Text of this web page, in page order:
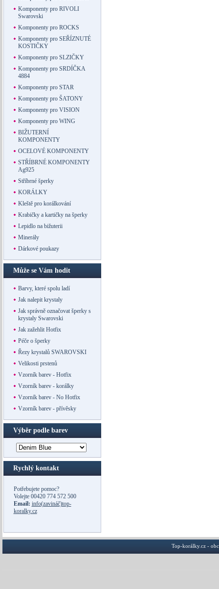
Komponenty pro RIVOLI
Swarovski
Komponenty pro ROCKS
Komponenty pro SEŘÍZNUTÉ
KOSTIČKY
Komponenty pro SLZIČKY
Komponenty pro SRDÍČKA
4884
Komponenty pro STAR
Komponenty pro ŠATONY
Komponenty pro VISION
Komponenty pro WING
BIŽUTERNÍ
KOMPONENTY
OCELOVÉ KOMPONENTY
STŘÍBRNÉ KOMPONENTY
Ag925
Stříbrné šperky
KORÁLKY
Kleště pro korálkování
Krabičky a kartičky na šperky
Lepidlo na bižuterii
Minerály
Dárkové poukazy
Může se Vám hodit
Barvy, které spolu ladí
Jak nalepit krystaly
Jak správně označovat šperky s
krystaly Swarovski
Jak zažehlit Hotfix
Péče o šperky
Řezy krystalů SWAROVSKI
Velikosti prstenů
Vzorník barev - Hotfix
Vzorník barev - korálky
Vzorník barev - No Hotfix
Vzorník barev - přívěsky
Výběr podle barev
Rychlý kontakt
Potřebujete pomoc?
Volejte 00420 774 572 500
Email: info(zavináč)top-
koralky.cz
Top-korálky.cz -